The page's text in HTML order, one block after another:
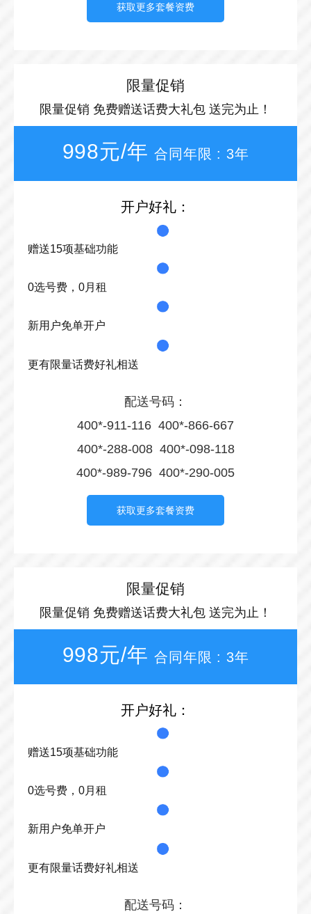
获取更多套餐资费
限量促销
限量促销 免费赠送话费大礼包 送完为止！
998元/年 合同年限 : 3年
开户好礼：
赠送15项基础功能
0选号费，0月租
新用户免单开户
更有限量话费好礼相送
配送号码：
400*-911-116 400*-866-667
400*-288-008 400*-098-118
400*-989-796 400*-290-005
获取更多套餐资费
限量促销
限量促销 免费赠送话费大礼包 送完为止！
998元/年 合同年限 : 3年
开户好礼：
赠送15项基础功能
0选号费，0月租
新用户免单开户
更有限量话费好礼相送
配送号码：